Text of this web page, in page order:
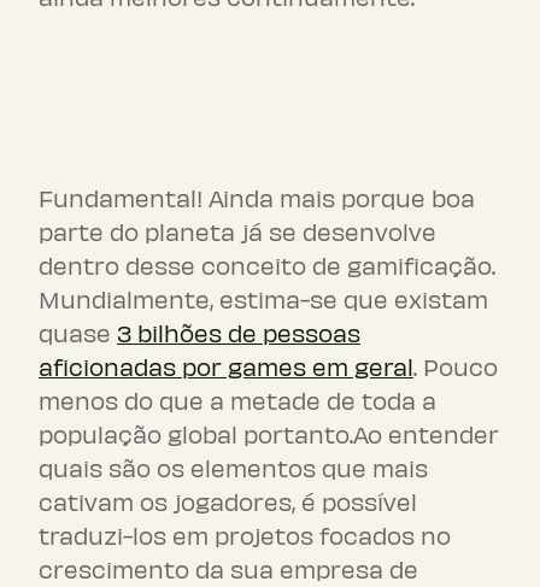
Fundamental! Ainda mais porque boa
parte do planeta já se desenvolve
dentro desse conceito de gamificação.
Mundialmente, estima-se que existam
quase 3 bilhões de pessoas
aficionadas por games em geral. Pouco
menos do que a metade de toda a
população global portanto.Ao entender
quais são os elementos que mais
cativam os jogadores, é possível
traduzi-los em projetos focados no
crescimento da sua empresa de